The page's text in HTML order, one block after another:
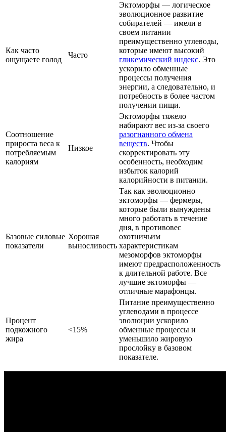
Как часто
ощущаете голод
Часто
Эктоморфы — логическое
эволюционное развитие
собирателей — имели в
своем питании
преимущественно углеводы,
которые имеют высокий
гликемический индекс. Это
ускорило обменные
процессы получения
энергии, а следовательно, и
потребность в более частом
получении пищи.
Соотношение
прироста веса к
потребляемым
калориям
Низкое
Эктоморфы тяжело
набирают вес из-за своего
разогнанного обмена
веществ. Чтобы
скорректировать эту
особенность, необходим
избыток калорий
калорийности в питании.
Базовые силовые
показатели
Хорошая
выносливость
Так как эволюционно
эктоморфы — фермеры,
которые были вынуждены
много работать в течение
дня, в противовес
охотничьим
характеристикам
мезоморфов эктоморфы
имеют предрасположенность
к длительной работе. Все
лучшие эктоморфы —
отличные марафонцы.
Процент
подкожного
жира
<15%
Питание преимущественно
углеводами в процессе
эволюции ускорило
обменные процессы и
уменьшило жировую
прослойку в базовом
показателе.